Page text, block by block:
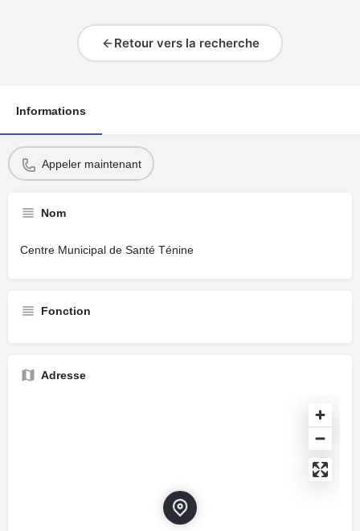
Retour vers la recherche
Informations
Appeler maintenant
Nom
Centre Municipal de Santé Ténine
Fonction
Adresse